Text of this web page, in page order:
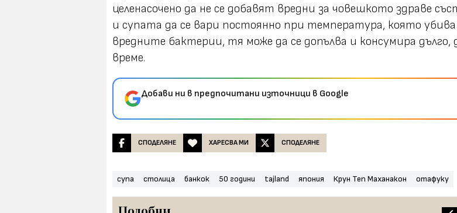
целенасочено да не се добавят вредни за човешкото здраве
и супата да се вари постоянно при температура, която убива
вредните бактерии, тя може да се допълва и консумира дълго,
време.
Добави ни в предпочитани източници в Google
СПОДЕЛЯНЕ ХАРЕСВА МИ СПОДЕЛЯНЕ
супа столица банкок 50 години tajland япония Крун Теп Маханакон отафуку